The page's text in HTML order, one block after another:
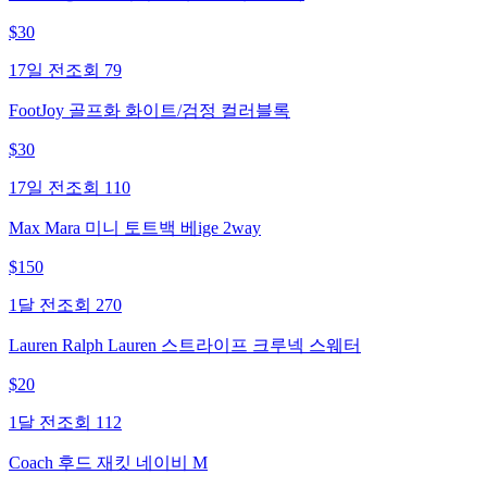
$30
17일 전 조회 79
FootJoy 골프화 화이트/검정 컬러블록
$30
17일 전 조회 110
Max Mara 미니 토트백 베ige 2way
$150
1달 전 조회 270
Lauren Ralph Lauren 스트라이프 크루넥 스웨터
$20
1달 전 조회 112
Coach 후드 재킷 네이비 M